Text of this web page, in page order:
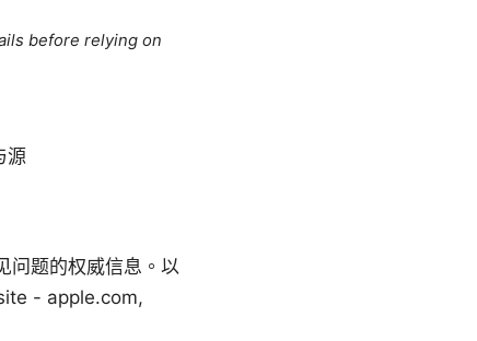
before relying on
源
问题的权威信息。以
- apple.com,